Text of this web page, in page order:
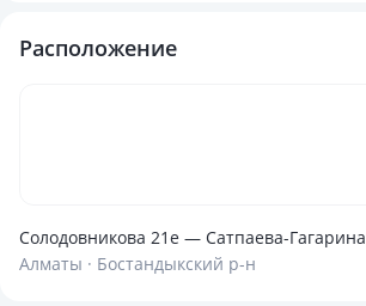
Расположение
Солодовникова 21е — Сатпаева-Гагарина
Алматы · Бостандыкский р-н